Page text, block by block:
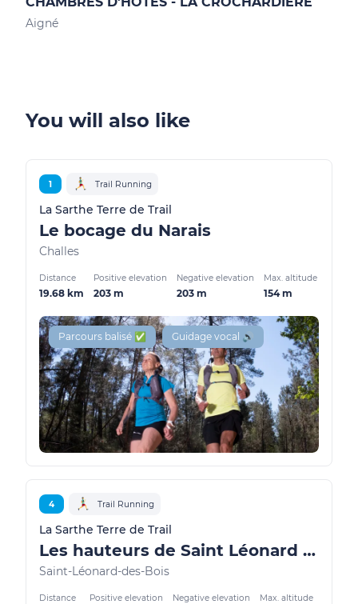
Aigné
You will also like
1 Trail Running
La Sarthe Terre de Trail
Le bocage du Narais
Challes
Distance
19.68 km
Positive elevation
203 m
Negative elevation
203 m
Max. altitude
154 m
Parcours balisé ✅ Guidage vocal 🔊
4 Trail Running
La Sarthe Terre de Trail
Les hauteurs de Saint Léonard des Bois
Saint-Léonard-des-Bois
Distance Positive elevation Negative elevation Max. altitude